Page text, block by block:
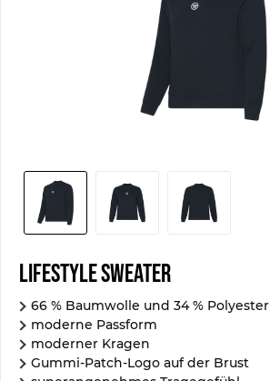
Lifestyle Sweater
66 % Baumwolle und 34 % Polyester
moderne Passform
moderner Kragen
Gummi-Patch-Logo auf der Brust